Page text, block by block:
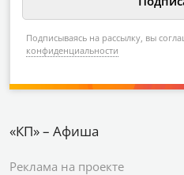
Подписываясь на рассылку, вы
конфиденциальности
«КП» – Афиша
Реклама на проекте